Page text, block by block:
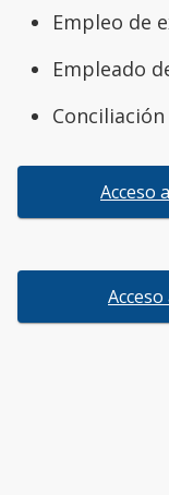
Empleo de
Empleado
Acceso
Acceso